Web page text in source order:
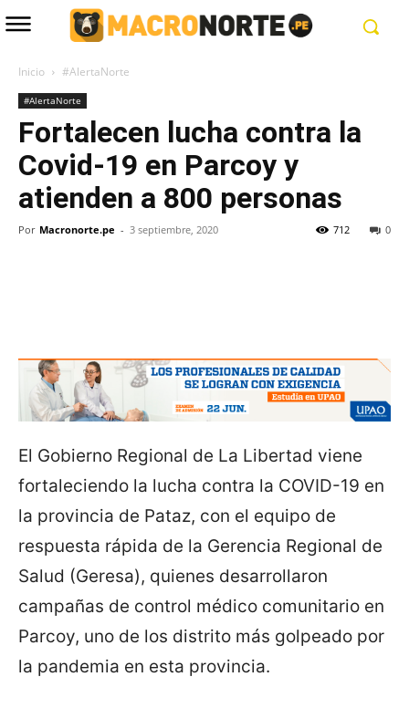
Inicio #AlertaNorte
#AlertaNorte
Fortalecen lucha contra la
Covid-19 en Parcoy y
atienden a 800 personas
Por Macronorte.pe - 3 septiembre, 2020 0
712
El Gobierno Regional de La Libertad viene
fortaleciendo la lucha contra la COVID-19 en
la provincia de Pataz, con el equipo de
respuesta rápida de la Gerencia Regional de
Salud (Geresa), quienes desarrollaron
campañas de control médico comunitario en
Parcoy, uno de los distrito más golpeado por
la pandemia en esta provincia.